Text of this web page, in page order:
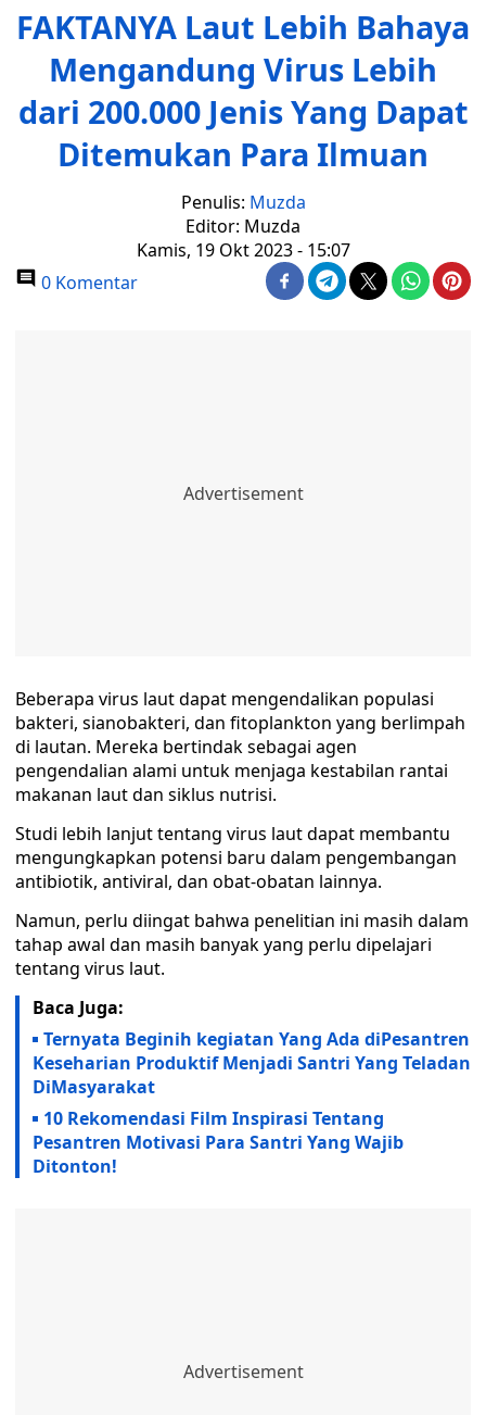
FAKTANYA Laut Lebih Bahaya
Mengandung Virus Lebih
dari 200.000 Jenis Yang Dapat
Ditemukan Para Ilmuan
Penulis: Muzda
Editor: Muzda
Kamis, 19 Okt 2023 - 15:07
0 Komentar
Beberapa virus laut dapat mengendalikan populasi
bakteri, sianobakteri, dan fitoplankton yang berlimpah
di lautan. Mereka bertindak sebagai agen
pengendalian alami untuk menjaga kestabilan rantai
makanan laut dan siklus nutrisi.
Studi lebih lanjut tentang virus laut dapat membantu
mengungkapkan potensi baru dalam pengembangan
antibiotik, antiviral, dan obat-obatan lainnya.
Namun, perlu diingat bahwa penelitian ini masih dalam
tahap awal dan masih banyak yang perlu dipelajari
tentang virus laut.
Baca Juga:
Ternyata Beginih kegiatan Yang Ada diPesantren
Keseharian Produktif Menjadi Santri Yang Teladan
DiMasyarakat
10 Rekomendasi Film Inspirasi Tentang
Pesantren Motivasi Para Santri Yang Wajib
Ditonton!